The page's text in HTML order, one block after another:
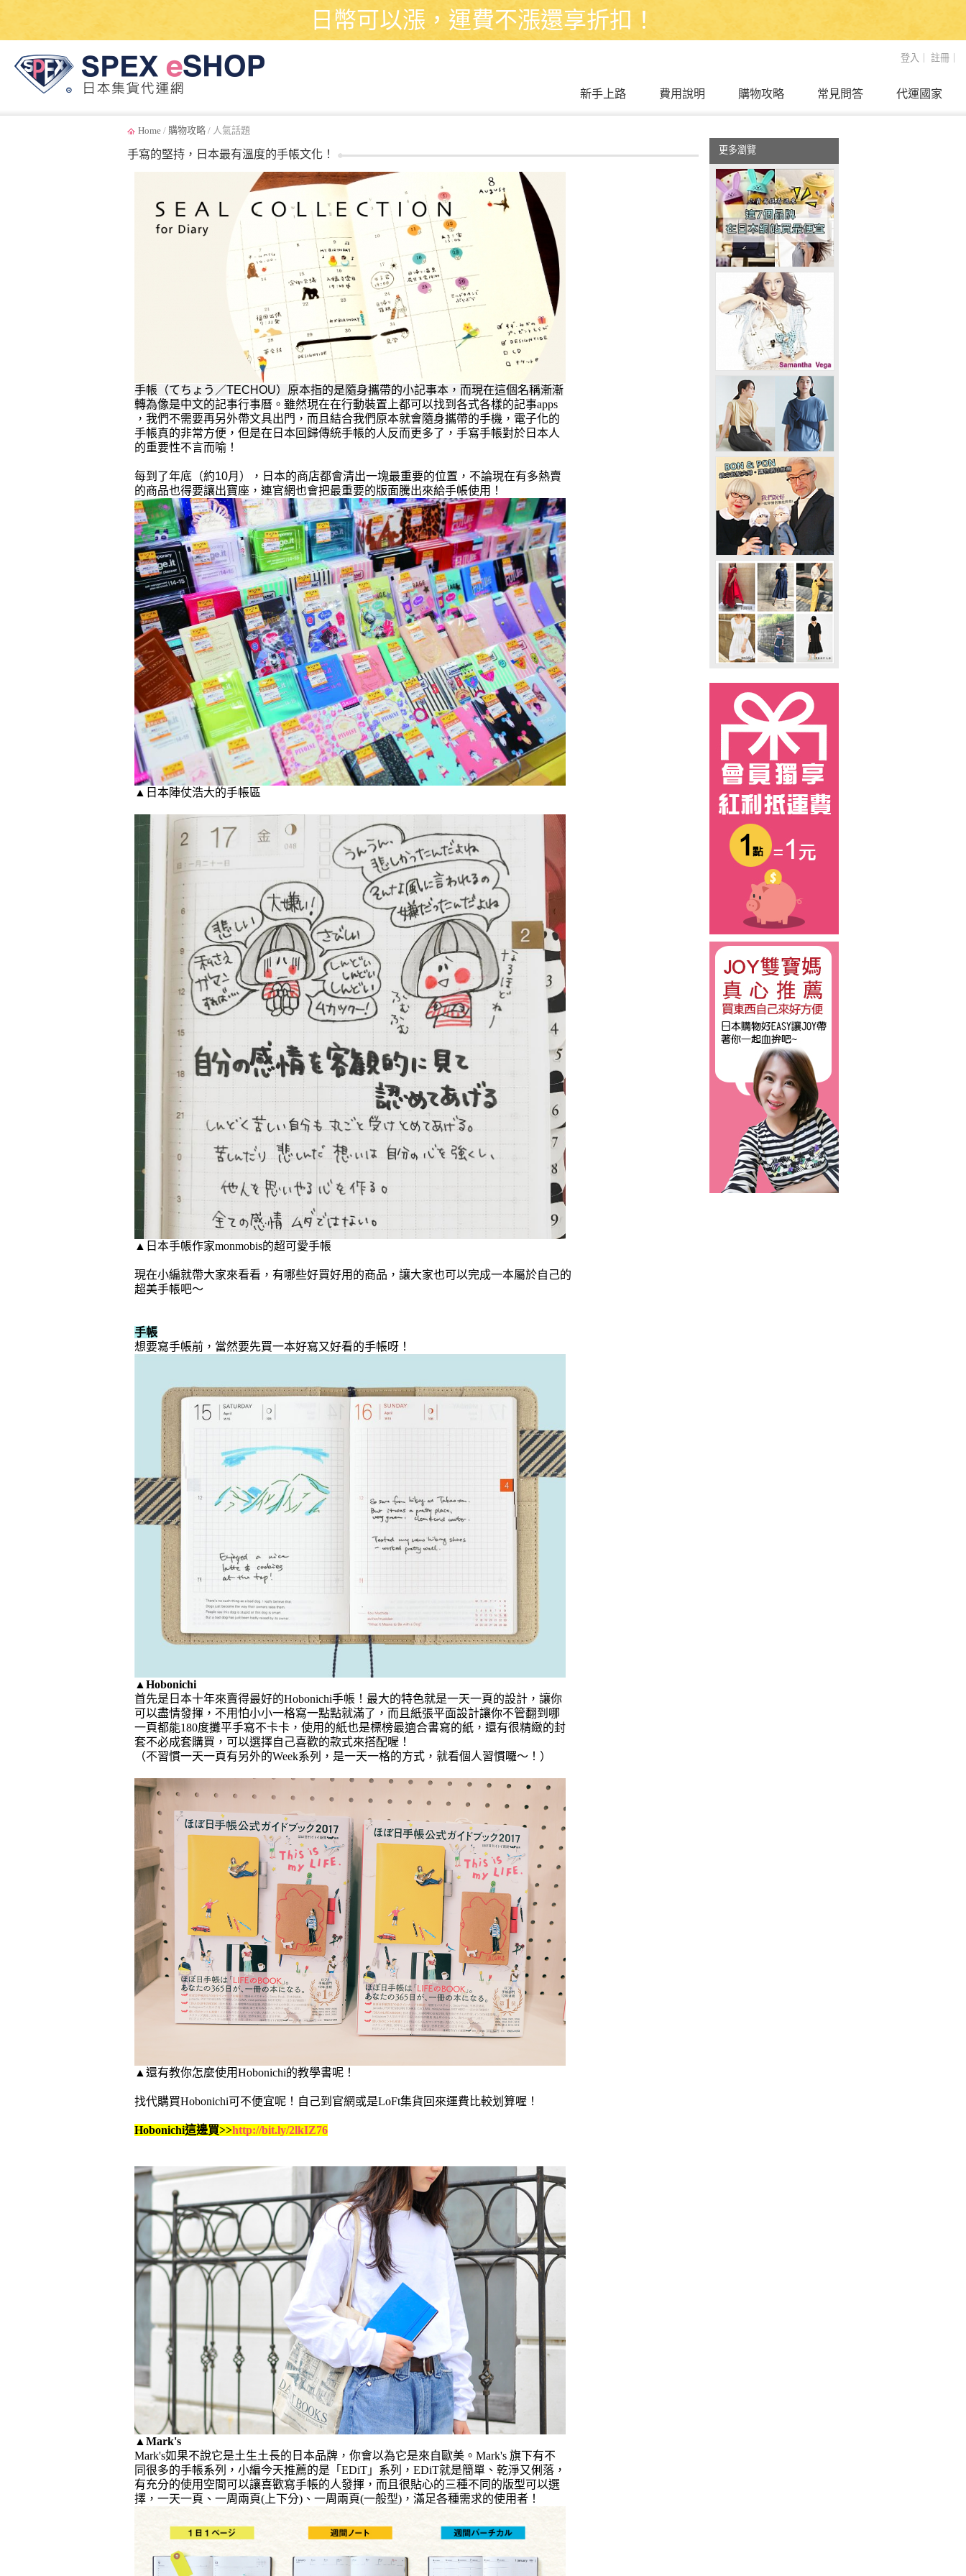
日幣可以漲，運費不漲還享折扣！
登入 註冊
代運國家
常見問答
購物攻略
費用說明
新手上路
Home / 購物攻略 / 人氣話題
更多瀏覽
手寫的堅持，日本最有溫度的手帳文化！
手帳（てちょう／TECHOU）原本指的是隨身攜帶的小記事本，而現在這個名稱漸漸
轉為像是中文的記事行事曆。雖然現在在行動裝置上都可以找到 各式各樣的記事apps
，我們不需要再另外帶文具出門，而且結合我們原本就會隨身攜帶的手機，電子化的
手帳真的非常方便，但是在日本回歸傳統手帳的人反而更多了，手寫手帳對於日本人
的重要性不言而喻！
每到了年底（約10月），日本的商店都會清出一塊最重要的位置，不論現在有多熱賣
的商品也得要讓出寶座， 連官網也會把最重要的版面騰出來給手帳使用！
▲日本陣仗浩大的手帳區
▲日本手帳作家monmobis的超可愛手帳
現在小編就帶大家來看看，有哪些好買好用的商品，讓大家也可以完成一本屬於自己的
超美手帳吧～
手帳
想要寫手帳前，當然要先買一本好寫又好看的手帳呀！
▲ Hobonichi
首先是日本十年來賣得最好的Hobonichi手帳！最大的特色就是一天一頁的設計，讓你
可以盡情發揮，不用怕小小一格寫一點點就滿了，而且紙張平面設計讓你不管翻到哪
一頁都能180度攤平手寫不卡卡，使用的紙也是標榜最適合書寫的紙，還有很精緻的封
套不必成套購買，可以選擇自己喜歡的款式來搭配喔！
（不習慣一天一頁有另外的Week系列，是一天一格的方式，就看個人習慣囉～！）
▲還有教你怎麼使用Hobonichi的教學書呢！
找代購買Hobonichi可不便宜呢！自己到官網或是LoFt集貨回來運費 比較划算喔！
Hobonichi這邊買>>http://bit.ly/2lkIZ76
▲ Mark's
Mark's如果不說它是土生土長的日本品牌，你會以為它是來自歐美。Mark's 旗下有不
同很多的手帳系列，小編今天推薦的是「EDiT」系列， EDiT就是簡單、乾淨又俐落，
有充分的使用空間可以讓喜歡寫手帳的人發揮，而且很貼心的三種不同的版型可以選
擇，一天一頁、一周兩頁(上下分)、一周兩頁(一般型)，滿足各種需求的使用者！